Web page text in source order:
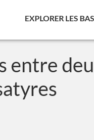
EXPLORER LES
entre